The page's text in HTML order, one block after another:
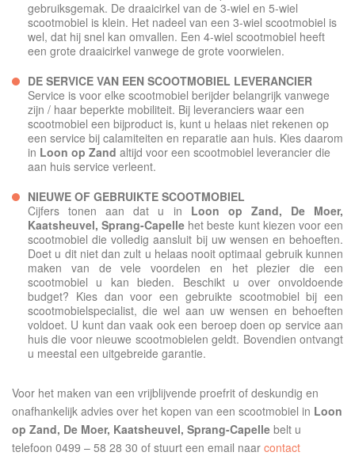
gebruiksgemak. De draaicirkel van de 3-wiel en 5-wiel
scootmobiel is klein. Het nadeel van een 3-wiel scootmobiel is
wel, dat hij snel kan omvallen. Een 4-wiel scootmobiel heeft
een grote draaicirkel vanwege de grote voorwielen.
DE SERVICE VAN EEN SCOOTMOBIEL LEVERANCIER
Service is voor elke scootmobiel berijder belangrijk vanwege
zijn / haar beperkte mobiliteit. Bij leveranciers waar een
scootmobiel een bijproduct is, kunt u helaas niet rekenen op
een service bij calamiteiten en reparatie aan huis. Kies daarom
in Loon op Zand altijd voor een scootmobiel leverancier die
aan huis service verleent.
NIEUWE OF GEBRUIKTE SCOOTMOBIEL
Cijfers tonen aan dat u in Loon op Zand,
De Moer,
Kaatsheuvel, Sprang-Capelle het beste kunt kiezen voor een
scootmobiel die volledig aansluit bij uw wensen en behoeften.
Doet u dit niet dan zult u helaas nooit optimaal gebruik kunnen
maken van de vele voordelen en het plezier die een
scootmobiel u kan bieden. Beschikt u over onvoldoende
budget? Kies dan voor een gebruikte scootmobiel bij een
scootmobielspecialist, die wel aan uw wensen en behoeften
voldoet. U kunt dan vaak ook een beroep doen op service aan
huis die voor nieuwe scootmobielen geldt. Bovendien ontvangt
u meestal een uitgebreide garantie.
Voor het maken van een vrijblijvende proefrit of deskundig en
onafhankelijk advies over het kopen van een scootmobiel in Loon
op Zand, De Moer, Kaatsheuvel, Sprang-Capelle belt u
telefoon 0499 – 58 28 30 of stuurt een email naar contact